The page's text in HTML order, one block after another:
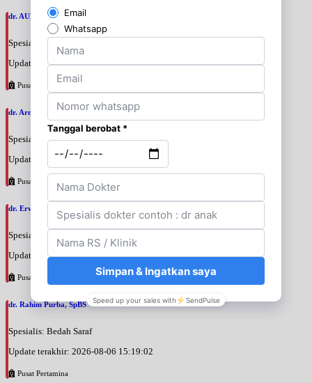
dr. AURIZAN DARYAN KARIM, SpB
Spesialis: Bedah Umum
Update terakhir: 2026-08-06 17:53:55
Pusat Pertamina
dr. Arman Mukhtar, SpOGKOnk
Spesialis: Bedah Onkologi
Update terakhir: 2026-08-06 17:44:01
Pusat Pertamina
dr. Erwin Danil Yulian, SpBOnk
Spesialis: Bedah Onkologi
Update terakhir: 2026-08-06 17:39:08
Pusat Pertamina
dr. Rahim Purba, SpBS
Spesialis: Bedah Saraf
Update terakhir: 2026-08-06 15:19:02
Pusat Pertamina